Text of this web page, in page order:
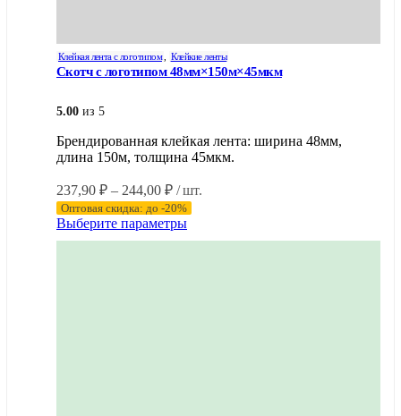
Клейкая лента с логотипом, Клейкие ленты
Скотч с логотипом 48мм×150м×45мкм
5.00 из 5
Брендированная клейкая лента: ширина 48мм,
длина 150м, толщина 45мкм.
237,90 ₽ – 244,00 ₽Диапазон
цен:
237,90 ₽
–
/ шт.
Оптовая скидка: до -20%
Выберите параметрыЭтот
товар